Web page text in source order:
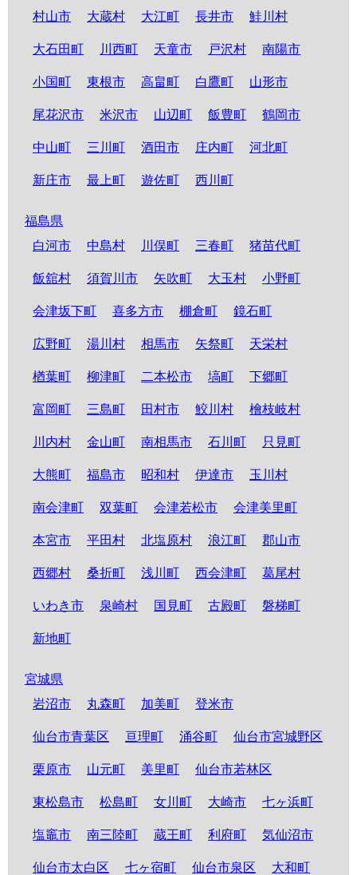
村山市 大蔵村 大江町 長井市 鮭川村
大石田町 川西町 天童市 戸沢村 南陽市
小国町 東根市 高畠町 白鷹町 山形市
尾花沢市 米沢市 山辺町 飯豊町 鶴岡市
中山町 三川町 酒田市 庄内町 河北町
新庄市 最上町 遊佐町 西川町
福島県
白河市
中島村 川俣町 三春町 猪苗代町
飯舘村 須賀川市 矢吹町 大玉村 小野町
会津坂下町 喜多方市 棚倉町 鏡石町
広野町 湯川村 相馬市 矢祭町 天栄村
楢葉町 柳津町 二本松市 塙町 下郷町
富岡町 三島町 田村市 鮫川村 檜枝岐村
川内村 金山町 南相馬市 石川町 只見町
大熊町 福島市 昭和村 伊達市 玉川村
南会津町 双葉町 会津若松市 会津美里町
本宮市 平田村 北塩原村 浪江町 郡山市
西郷村 桑折町 浅川町 西会津町 葛尾村
いわき市 泉崎村 国見町 古殿町 磐梯町
新地町
宮城県
岩沼市
丸森町 加美町 登米市
仙台市青葉区 亘理町 涌谷町 仙台市宮城野区
栗原市 山元町 美里町 仙台市若林区
東松島市 松島町 女川町 大崎市 七ヶ浜町
塩竈市 南三陸町 蔵王町 利府町 気仙沼市
仙台市太白区 七ヶ宿町 仙台市泉区 大和町